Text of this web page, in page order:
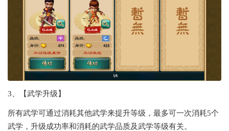
3、【武学升级】
所有武学可通过消耗其他武学来提升等级，最多可一次消耗5个
武学，升级成功率和消耗的武学品质及武学等级有关。